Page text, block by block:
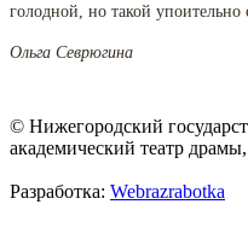
голодной, но такой
Ольга Севрюгина
© Нижегородский
академический театр
Разработка: Webrazrabotka